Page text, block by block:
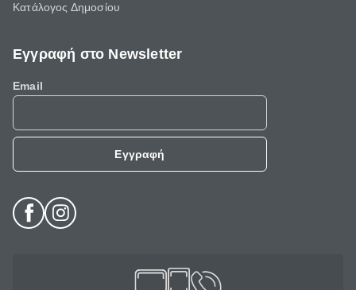
Κατάλογος Δημοσίου
Εγγραφή στο Newsletter
Email
Εγγραφή